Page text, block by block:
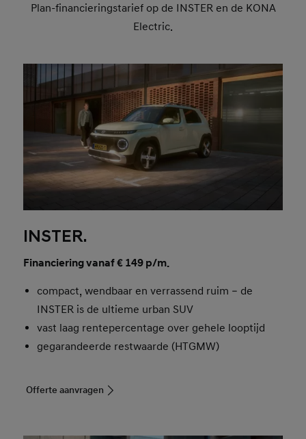
Plan-financieringstarief op de INSTER en de KONA
Electric.
INSTER.
Financiering vanaf € 149 p/m.
compact, wendbaar en verrassend ruim – de
INSTER is de ultieme urban SUV
vast laag rentepercentage over gehele looptijd
gegarandeerde restwaarde (HTGMW)
Offerte aanvragen